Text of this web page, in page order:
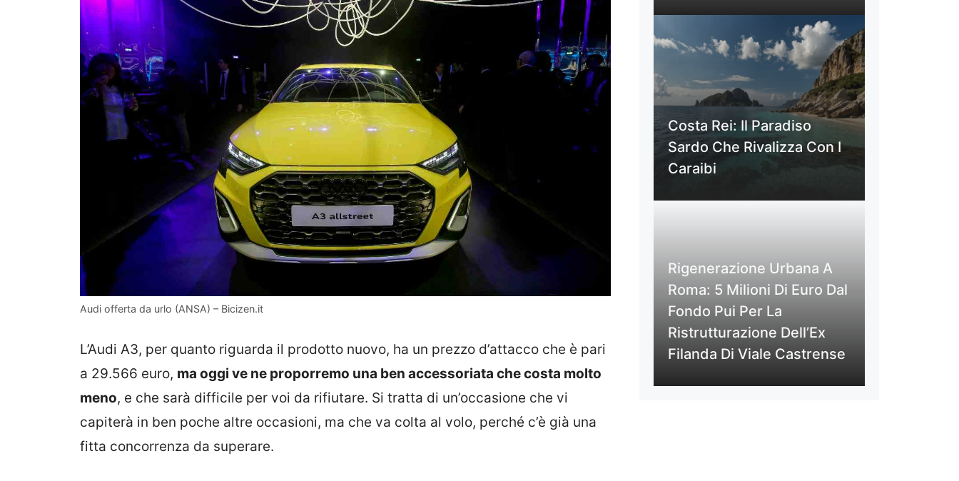
Audi offerta da urlo (ANSA) – Bicizen.it
L’Audi A3, per quanto riguarda il prodotto nuovo, ha un prezzo d’attacco che è pari
a 29.566 euro, ma oggi ve ne proporremo una ben accessoriata che costa molto
meno, e che sarà difficile per voi da rifiutare. Si tratta di un’occasione che vi
capiterà in ben poche altre occasioni, ma che va colta al volo, perché c’è già una
fitta concorrenza da superare.
Costa Rei: Il Paradiso
Sardo Che Rivalizza Con I
Caraibi
Rigenerazione Urbana A
Roma: 5 Milioni Di Euro Dal
Fondo Pui Per La
Ristrutturazione Dell’Ex
Filanda Di Viale Castrense